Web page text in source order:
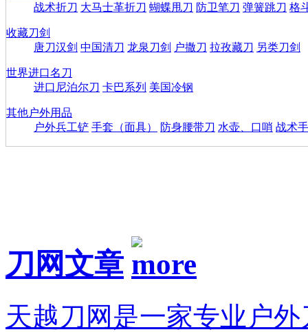
战术折刀 大马士革折刀 蝴蝶甩刀 防卫笔刀 弹簧跳刀 格
收藏刀剑
唐刀汉剑 中国清刀 龙泉刀剑 户撒刀 拉孜藏刀 另类刀剑
世界进口名刀
进口尼泊尔刀 卡巴系列 美国冷钢
其他户外用品
户外兵工铲 手套（面具） 防身腰带刀 水壶、口哨 战术
刀网文章
天越刀网是一家专业户